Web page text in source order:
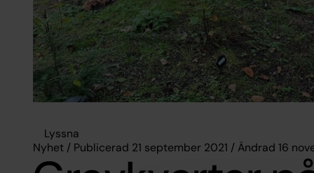
Lyssna
Nyhet / Publicerad 21 september 2021 / Ändrad 16